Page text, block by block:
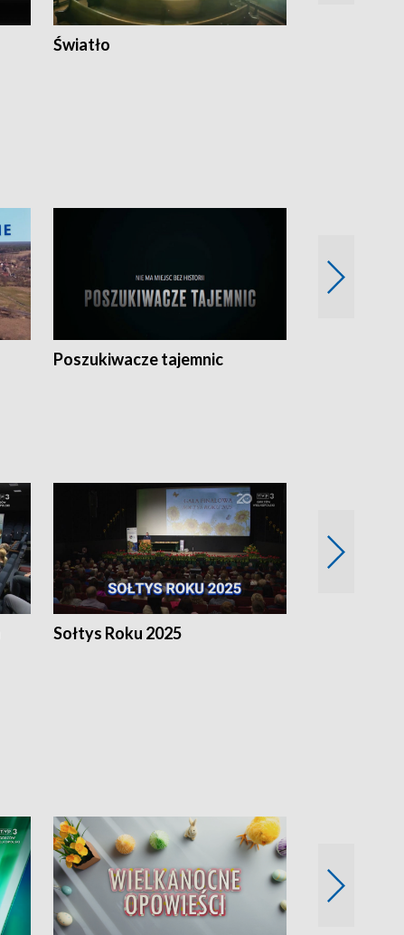
Światło
Poszukiwacze tajemnic
Sołtys Roku 2025